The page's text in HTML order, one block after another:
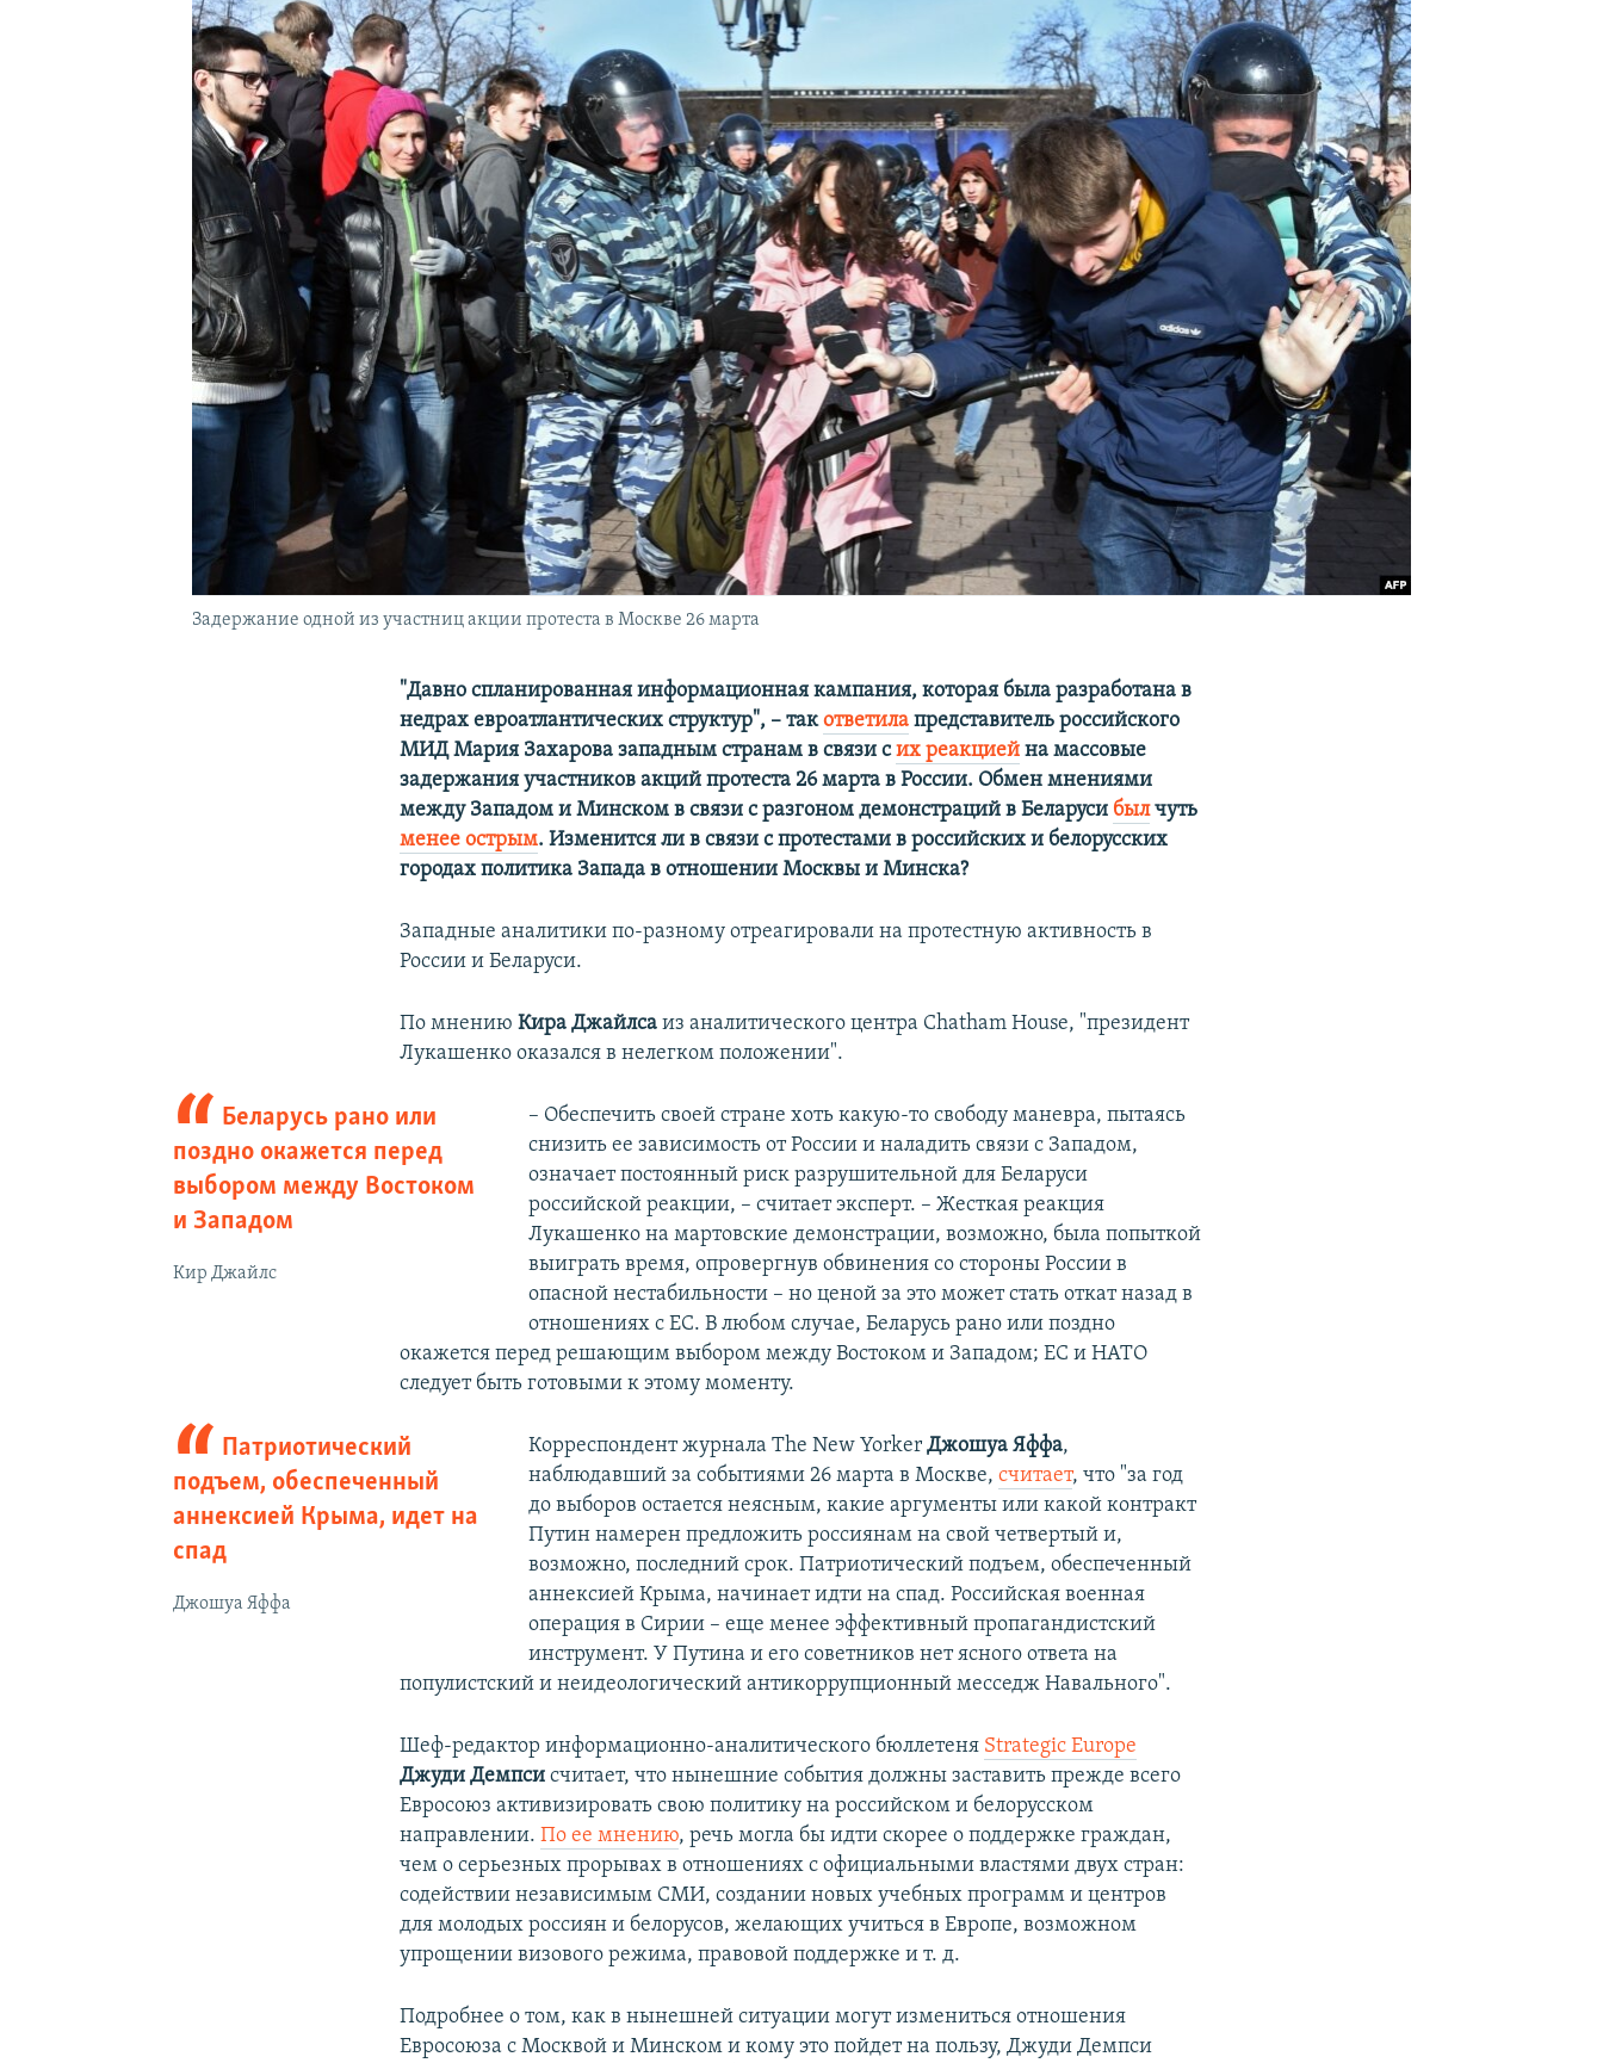
КРЫМ.НЕПОКОРЕННЫЙ
УКРАИНСКАЯ ПРОБЛЕМА КРЫМА
Задержание одной из участниц акции протеста в Москве 26 марта
"Давно спланированная информационная кампания, которая была разработана в
недрах евроатлантических структур", – ​такответила представитель российского
МИД Мария Захарова западным странам в связи сих реакцией на массовые
задержания участников акций протеста 26 марта в России. Обмен мнениями
между Западом и Минском в связи с разгоном демонстраций в Беларуси былчуть
менее острым. Изменится ли в связи с протестами в российских и белорусских
городах политика Запада в отношении Москвы и Минска?
Западные аналитики по-разному отреагировали на протестную активность в
России и Беларуси.
По мнениюКира Джайлса из аналитического центра Chatham House, "президент
Лукашенко оказался в нелегком положении".
Беларусь рано или
поздно окажется перед
выбором между Востоком
и Западом
Кир Джайлс
– Обеспечить своей стране хоть какую-то свободу маневра, пытаясь
снизить ее зависимость от России и наладить связи с Западом,
означает постоянный риск разрушительной для Беларуси
российской реакции, – считает эксперт. – Жесткая реакция
Лукашенко на мартовские демонстрации, возможно, была попыткой
выиграть время, опровергнув обвинения со стороны России в
опасной нестабильности – но ценой за это может стать откат назад в
отношениях с ЕС. В любом случае, Беларусь рано или поздно
окажется перед решающим выбором между Востоком и Западом; ЕС и НАТО
следует быть готовыми к этому моменту.
Патриотический
подъем, обеспеченный
аннексией Крыма, идет на
спад
Джошуа Яффа
Корреспондент журнала The New Yorker Джошуа Яффа,
наблюдавший за событиями 26 марта в Москве, считает, что "за год
до выборов остается неясным, какие аргументы или какой контракт
Путин намерен предложить россиянам на свой четвертый и,
возможно, последний срок. Патриотический подъем, обеспеченный
аннексией Крыма, начинает идти на спад. Российская военная
операция в Сирии – еще менее эффективный пропагандистский
инструмент. У Путина и его советников нет ясного ответа на
популистский и неидеологический антикоррупционный месседж Навального".
Шеф-редактор информационно-аналитического бюллетеня Strategic Europe
Джуди Демпси считает, что нынешние события должны заставить прежде всего
Евросоюз активизировать свою политику на российском и белорусском
направлении.По ее мнению, речь могла бы идти скорее о поддержке граждан,
чем о серьезных прорывах в отношениях с официальными властями двух стран:
содействии независимым СМИ, создании новых учебных программ и центров
для молодых россиян и белорусов, желающих учиться в Европе, возможном
упрощении визового режима, правовой поддержке и т. д.
Подробнее о том, как в нынешней ситуации могут измениться отношения
Евросоюза с Москвой и Минском и кому это пойдет на пользу, Джуди Демпси